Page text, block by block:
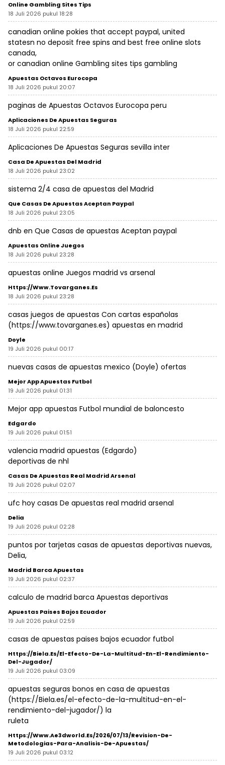
Online Gambling Sites Tips
18 Juli 2026 pukul 18:28
canadian online pokies that accept paypal, united
statesn no deposit free spins and best free online slots
canada,
or canadian online Gambling sites tips gambling
Apuestas Octavos Eurocopa
18 Juli 2026 pukul 20:07
paginas de Apuestas Octavos Eurocopa peru
Aplicaciones De Apuestas Seguras
18 Juli 2026 pukul 22:59
Aplicaciones De Apuestas Seguras sevilla inter
Casa De Apuestas Del Madrid
18 Juli 2026 pukul 23:02
sistema 2/4 casa de apuestas del Madrid
Que Casas De Apuestas Aceptan Paypal
18 Juli 2026 pukul 23:05
dnb en Que Casas de apuestas Aceptan paypal
Apuestas Online Juegos
18 Juli 2026 pukul 23:28
apuestas online Juegos madrid vs arsenal
Https://www.tovarganes.es
18 Juli 2026 pukul 23:28
casas juegos de apuestas Con cartas españolas
(https://www.tovarganes.es) apuestas en madrid
Doyle
19 Juli 2026 pukul 00:17
nuevas casas de apuestas mexico (Doyle) ofertas
Mejor App Apuestas Futbol
19 Juli 2026 pukul 01:31
Mejor app apuestas Futbol mundial de baloncesto
Edgardo
19 Juli 2026 pukul 01:51
valencia madrid apuestas (Edgardo)
deportivas de nhl
Casas De Apuestas Real Madrid Arsenal
19 Juli 2026 pukul 02:07
ufc hoy casas De apuestas real madrid arsenal
Delia
19 Juli 2026 pukul 02:28
puntos por tarjetas casas de apuestas deportivas nuevas,
Delia,
Madrid Barca Apuestas
19 Juli 2026 pukul 02:37
calculo de madrid barca Apuestas deportivas
Apuestas Paises Bajos Ecuador
19 Juli 2026 pukul 02:59
casas de apuestas paises bajos ecuador futbol
Https://Biela.es/el-Efecto-De-La-Multitud-En-El-Rendimiento-
Del-Jugador/
19 Juli 2026 pukul 03:09
apuestas seguras bonos en casa de apuestas
(https://Biela.es/el-efecto-de-la-multitud-en-el-
rendimiento-del-jugador/) la
ruleta
Https://www.ae3dworld.es/2026/07/13/revision-De-
Metodologias-Para-Analisis-De-Apuestas/
19 Juli 2026 pukul 03:12